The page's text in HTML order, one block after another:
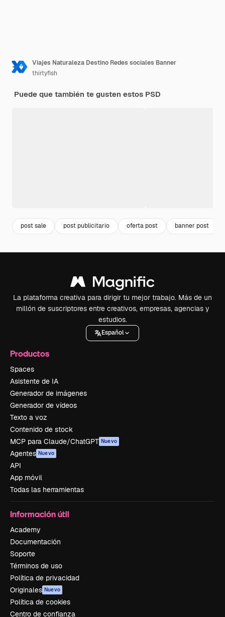
Viajes Naturaleza Destino Redes sociales Banner
thirtyfish
Puede que también te gusten estos PSD
post sale post publicitario oferta post banner post
La plataforma creativa para dirigir tu mejor trabajo. Más de un
millón de suscriptores entre creativos, empresas, agencias y
estudios.
Español
Productos
Spaces
Asistente de IA
Generador de imágenes
Generador de vídeos
Texto a voz
Contenido de stock
MCP para Claude/ChatGPT Nuevo
Agentes Nuevo
API
App móvil
Todas las herramientas
Información útil
Academy
Documentación
Soporte
Términos de uso
Política de privacidad
Originales Nuevo
Política de cookies
Centro de confianza